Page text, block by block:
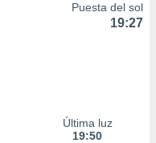
Puesta del sol
19:27
Última luz
19:50